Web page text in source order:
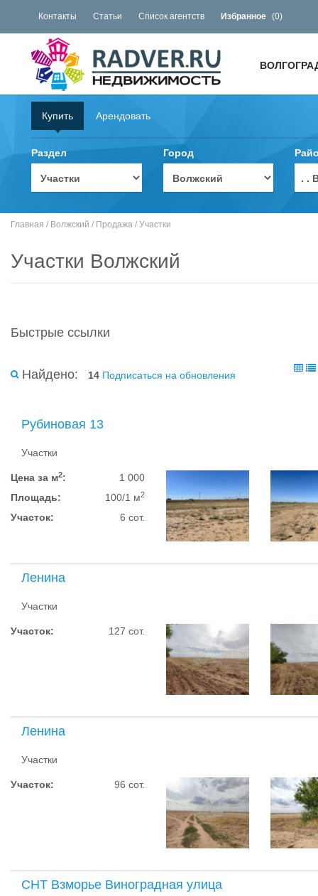
Контакты Статьи Список агентств Избранное (0)
Купить Арендовать
Раздел Город
. .
Главная / Волжский / Продажа / Участки
Участки Волжский
Быстрые ссылки
Найдено: 14 Подписаться на обновления
Рубиновая 13
Участки
Цена за м2:
1 000
Площадь:
100/1 м2
Участок: 6 сот.
Ленина
Участки
Участок: 127 сот.
Ленина
Участки
Участок: 96 сот.
СНТ Взморье Виноградная улица